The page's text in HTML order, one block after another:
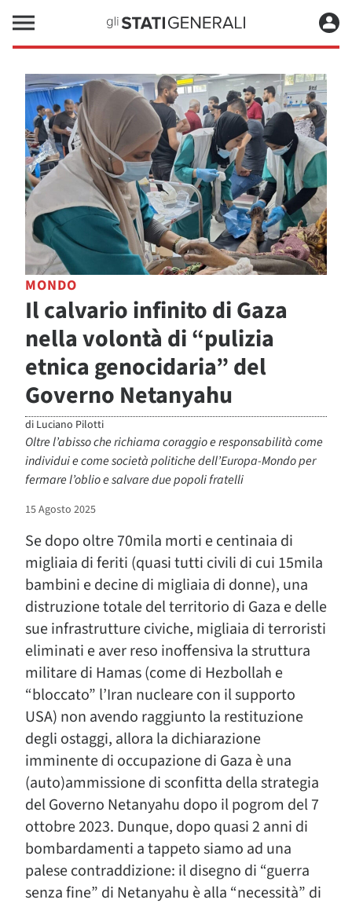
MONDO
Il calvario infinito di Gaza
nella volontà di “pulizia
etnica genocidaria” del
Governo Netanyahu
di Luciano Pilotti
Oltre l’abisso che richiama coraggio e responsabilità come
individui e come società politiche dell’Europa-Mondo per
fermare l’oblio e salvare due popoli fratelli
15 Agosto 2025
Se dopo oltre 70mila morti e centinaia di
migliaia di feriti (quasi tutti civili di cui 15mila
bambini e decine di migliaia di donne), una
distruzione totale del territorio di Gaza e delle
sue infrastrutture civiche, migliaia di terroristi
eliminati e aver reso inoffensiva la struttura
militare di Hamas (come di Hezbollah e
“bloccato” l’Iran nucleare con il supporto
USA) non avendo raggiunto la restituzione
degli ostaggi, allora la dichiarazione
imminente di occupazione di Gaza è una
(auto)ammissione di sconfitta della strategia
del Governo Netanyahu dopo il pogrom del 7
ottobre 2023. Dunque, dopo quasi 2 anni di
bombardamenti a tappeto siamo ad una
palese contraddizione: il disegno di “guerra
senza fine” di Netanyahu è alla “necessità” di